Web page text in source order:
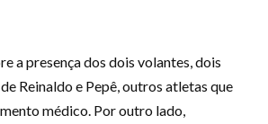
a presença dos dois volantes, dois
Reinaldo e Pepê, outros atletas que
médico. Por outro lado,